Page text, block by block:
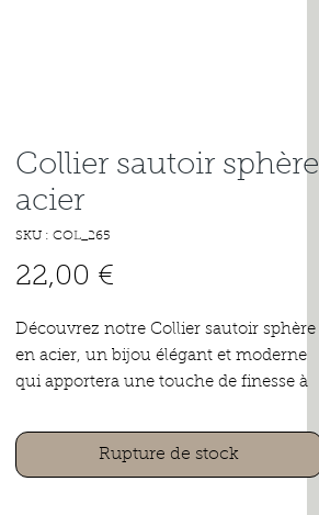
Collier sautoir sphère
acier
SKU : COL_265
22,00 €Prix
Découvrez notre Collier sautoir sphère
en acier, un bijou élégant et moderne
qui apportera une touche de finesse à
acier inoxydable de haute qualité, ce
collier sautoir est à la fois durable et
Rupture de stock